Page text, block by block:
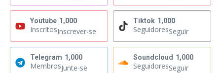
Youtube 1,000
InscritosInscrever-se
Tiktok 1,000
SeguidoresSeguir
Telegram 1,000
MembrosJunte-se
Soundcloud 1,000
SeguidoresSeguir